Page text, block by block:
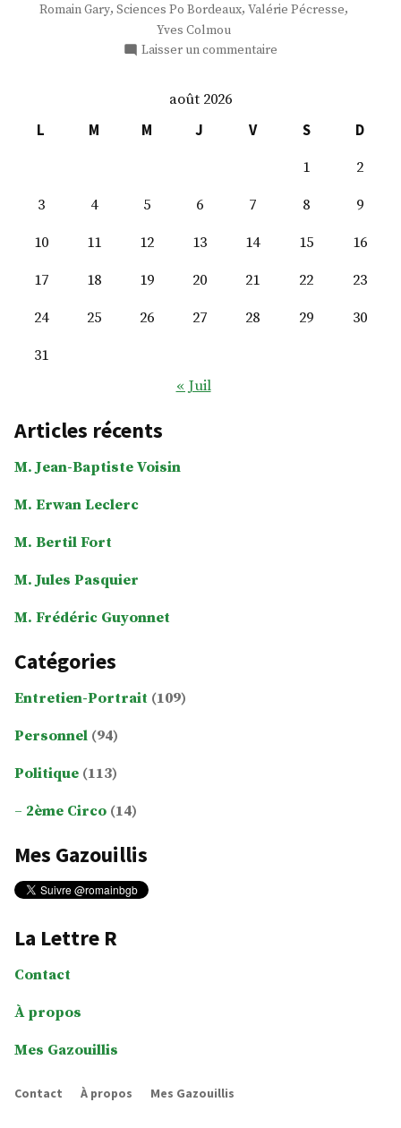
Romain Gary, Sciences Po Bordeaux, Valérie Pécresse,
Yves Colmou
Laisser un commentaire
août 2026
L
M M J V S
D
1
2
3
4 5 6 7 8
9
10
11 12 13 14 15
16
17
18 19 20 21 22
23
24
25 26 27 28 29
30
31
« Juil
Articles récents
M. Jean-Baptiste Voisin
M. Erwan Leclerc
M. Bertil Fort
M. Jules Pasquier
M. Frédéric Guyonnet
Catégories
Entretien-Portrait (109)
Personnel (94)
Politique (113)
2ème Circo (14)
Mes Gazouillis
La Lettre R
Contact
À propos
Mes Gazouillis
Contact À propos Mes Gazouillis